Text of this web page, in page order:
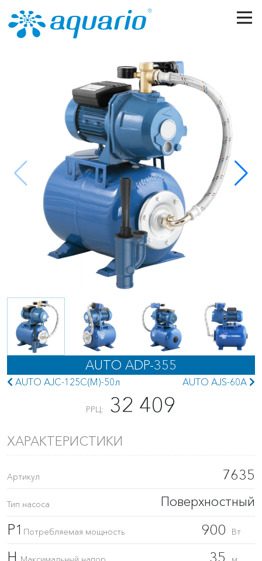
Перейти к основному содержанию
AUTO ADP-355
AUTO AJC-125C(M)-50л AUTO AJS-60A
РРЦ: 32 409
ХАРАКТЕРИСТИКИ
Артикул 7635
Тип насоса Поверхностный
P1 Потребляемая мощность 900 Вт
H 35